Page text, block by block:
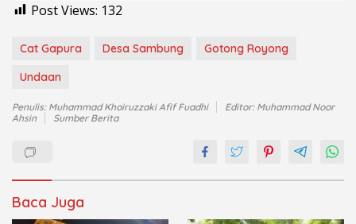
Post Views: 132
Cat Gapura Desa Sambung
Gotong Royong
Undaan
Penulis: Muhammad Khoiruzzaki Afif Fuadhi
Editor: Muhammad Noor
Ahsin
Sumber Berita
Baca Juga